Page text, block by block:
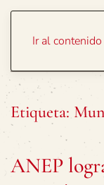
Ir al
Etiqueta:
ANEP